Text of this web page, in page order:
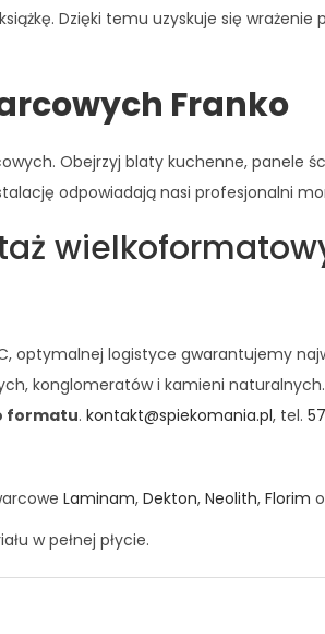
Dzięki temu uzyskuje się wrażenie
Franko
Obejrzyj blaty kuchenne, panele
odpowiadają nasi profesjonalni
optymalnej logistyce gwarantujemy
konglomeratów i kamieni
formatu. kontakt@spiekomania.pl, tel.
Laminam, Dekton, Neolith, Florim
w pełnej płycie.